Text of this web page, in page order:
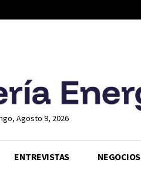
Agosto 9, 2026
ENTREVISTAS NEGOCIOS